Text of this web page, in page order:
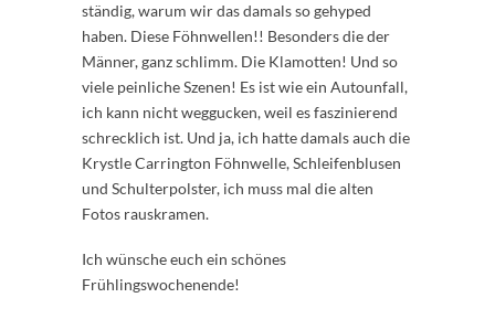
ständig, warum wir das damals so gehyped
haben. Diese Föhnwellen!! Besonders die der
Männer, ganz schlimm. Die Klamotten! Und so
viele peinliche Szenen! Es ist wie ein Autounfall,
ich kann nicht weggucken, weil es faszinierend
schrecklich ist. Und ja, ich hatte damals auch die
Krystle Carrington Föhnwelle, Schleifenblusen
und Schulterpolster, ich muss mal die alten
Fotos rauskramen.
Ich wünsche euch ein schönes
Frühlingswochenende!